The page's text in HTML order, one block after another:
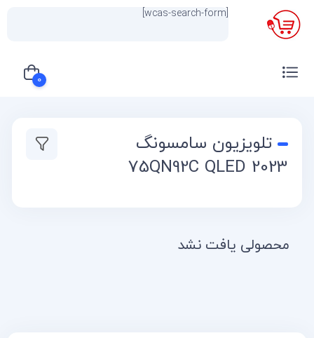
[wcas-search-form] ×
0
سبد خرید شما خالی استتلویزیون سامسونگ
75QN92C QLED 2023
محصولی یافت نشد